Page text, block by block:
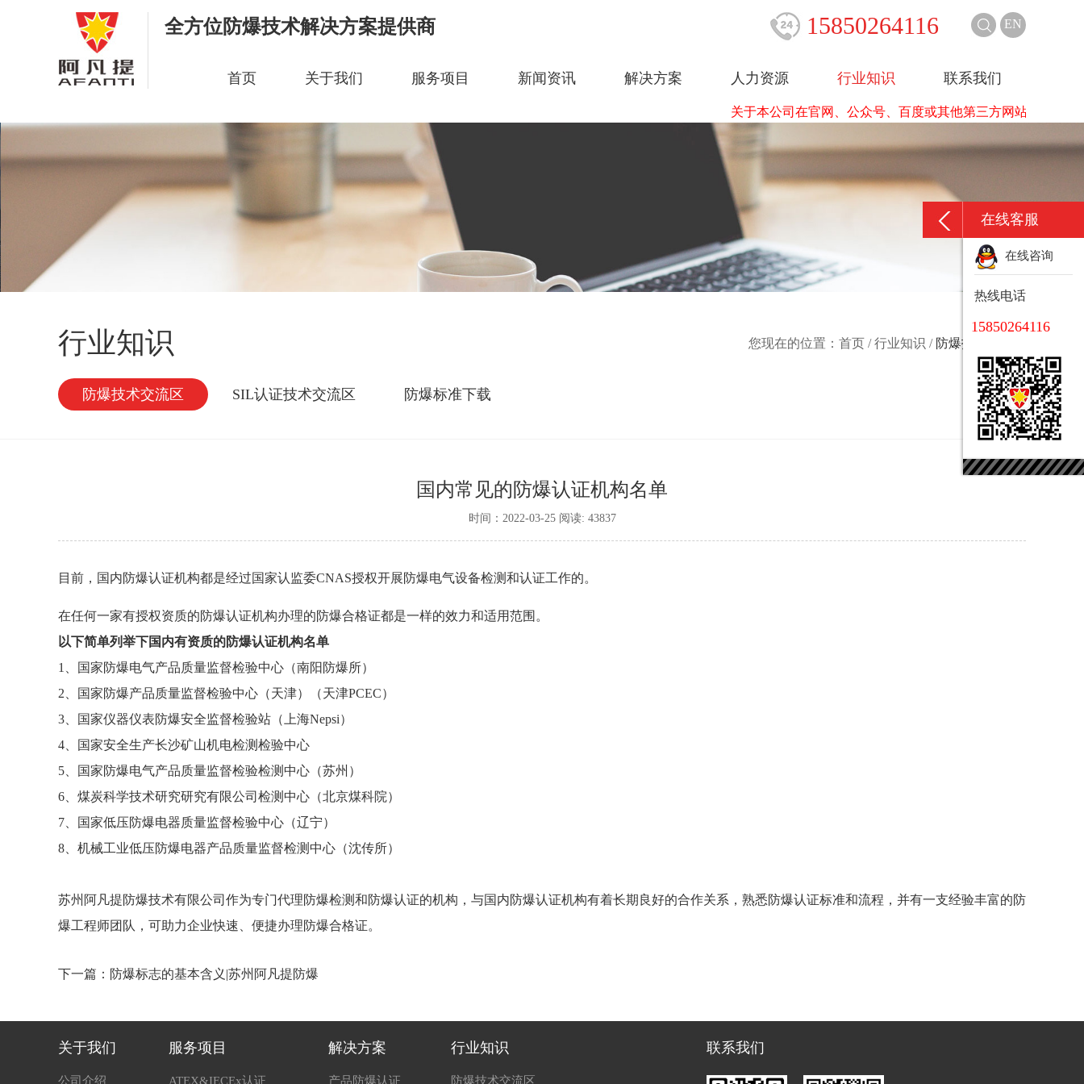
全方位防爆技术解决方案提供商 15850264116 EN
首页 关于我们 服务项目 新闻资讯 解决方案 人力资源 行业知识 联系我们
关于本公司在官网、公众号、百度或其他第三方网站平台发布
行业知识 您现在的位置： 首页 /行业知识 / 防爆技术交流区
防爆技术交流区 SIL认证技术交流区 防爆标准下载
国内常见的防爆认证机构名单
时间：2022-03-25 阅读: 43837
目前，国内防爆认证机构都是经过国家认监委CNAS授权开展防爆电气设备检测和认证工作的。
在任何一家有授权资质的防爆认证机构办理的防爆合格证都是一样的效力和适用范围。
以下简单列举下国内有资质的防爆认证机构名单
1、国家防爆电气产品质量监督检验中心（南阳防爆所）
2、国家防爆产品质量监督检验中心（天津）（天津PCEC）
3、国家仪器仪表防爆安全监督检验站（上海Nepsi）
4、国家安全生产长沙矿山机电检测检验中心
5、国家防爆电气产品质量监督检验检测中心（苏州）
6、煤炭科学技术研究研究有限公司检测中心（北京煤科院）
7、国家低压防爆电器质量监督检验中心（辽宁）
8、机械工业低压防爆电器产品质量监督检测中心（沈传所）
苏州阿凡提防爆技术有限公司作为专门代理防爆检测和防爆认证的机构，与国内防爆认证机构有着长期良好的合作关系，熟悉防爆认证标准和流程，并有一支经验丰富的防
爆工程师团队，可助力企业快速、便捷办理防爆合格证。
下一篇： 防爆标志的基本含义|苏州阿凡提防爆
关于我们
公司介绍
服务项目
ATEX&IECEx认证
解决方案
产品防爆认证
行业知识
防爆技术交流区
联系我们
在线客服
在线咨询
热线电话
15850264116